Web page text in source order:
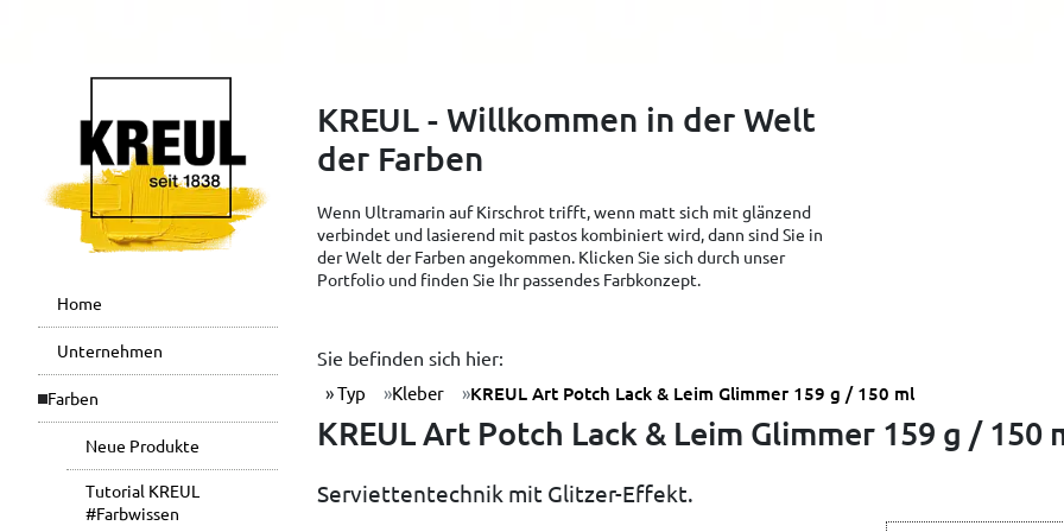
Home
Unternehmen
Farben
Neue Produkte
Tutorial KREUL
#Farbwissen
KREUL - Willkommen in der Welt
der Farben
Wenn Ultramarin auf Kirschrot trifft, wenn matt sich mit glänzend
verbindet und lasierend mit pastos kombiniert wird, dann sind Sie in
der Welt der Farben angekommen. Klicken Sie sich durch unser
Portfolio und finden Sie Ihr passendes Farbkonzept.
Sie befinden sich hier:
Typ Kleber KREUL Art Potch Lack & Leim Glimmer 159 g / 150 ml
KREUL Art Potch Lack & Leim Glimmer 159 g / 150
Serviettentechnik mit Glitzer-Effekt.